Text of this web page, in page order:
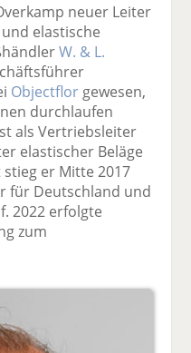
neuer Leiter
elastische
W. & L.
Objectflor gewesen,
durchlaufen
als Vertriebsleiter
elastischer Beläge
er Mitte 2017
für Deutschland und
2022 erfolgte
zum